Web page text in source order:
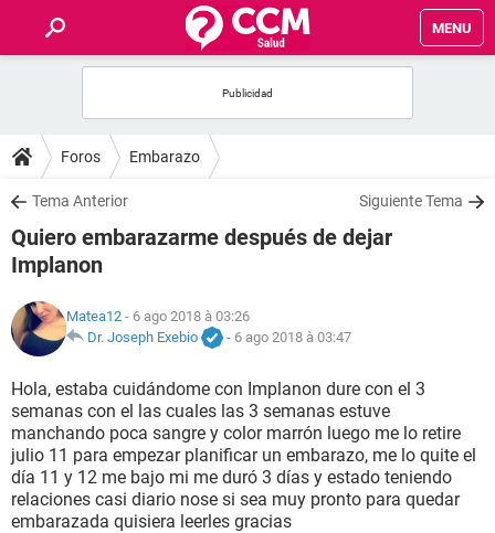
MENU
FORUMS
SALUD
FAMILIA
NUTRICIÓN
SEXUALIDAD
GLOSARIO
Foros Embarazo
Tema Anterior Siguiente Tema
Quiero embarazarme después de dejar
Implanon
Matea12 - 6 ago 2018 à 03:26
Dr. Joseph Exebio
- 6 ago 2018 à 03:47
Hola, estaba cuidándome con Implanon dure con el 3
semanas con el las cuales las 3 semanas estuve
manchando poca sangre y color marrón luego me lo retire
julio 11 para empezar planificar un embarazo, me lo quite el
día 11 y 12 me bajo mi me duró 3 días y estado teniendo
relaciones casi diario nose si sea muy pronto para quedar
embarazada quisiera leerles gracias